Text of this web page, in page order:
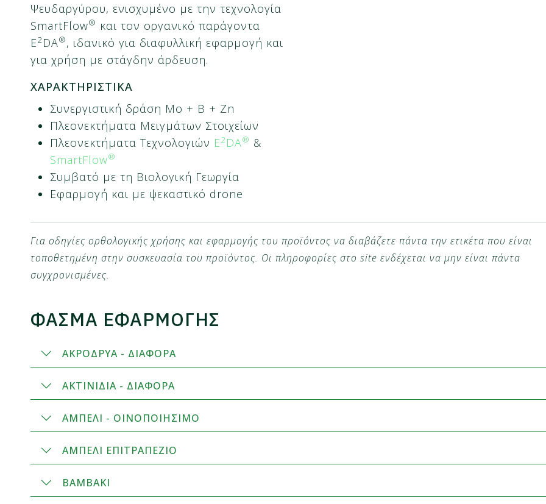
Ψευδαργύρου, ενισχυμένο με την τεχνολογία
SmartFlow® και τον οργανικό παράγοντα
E2DA®, ιδανικό για διαφυλλική εφαρμογή και
για χρήση με στάγδην άρδευση.
ΧΑΡΑΚΤΗΡΙΣΤΙΚΑ
Συνεργιστική δράση Mo + B + Zn
Πλεονεκτήματα Μειγμάτων Στοιχείων
Πλεονεκτήματα Τεχνολογιών E2DA® &
SmartFlow®
Συμβατό με τη Βιολογική Γεωργία
Εφαρμογή και με ψεκαστικό drone
Για οδηγίες ορθολογικής χρήσης και εφαρμογής του προϊόντος να διαβάζετε πάντα την ετικέτα που είναι
τοποθετημένη στην συσκευασία του προϊόντος. Οι πληροφορίες στο site ενδέχεται να μην είναι πάντα
συγχρονισμένες.
ΦΑΣΜΑ ΕΦΑΡΜΟΓΗΣ
ΑΚΡΟΔΡΥΑ - ΔΙΑΦΟΡΑ
ΑΚΤΙΝΙΔΙΑ - ΔΙΑΦΟΡΑ
ΑΜΠΕΛΙ - ΟΙΝΟΠΟΙΗΣΙΜΟ
ΑΜΠΕΛΙ ΕΠΙΤΡΑΠΕΖΙΟ
ΒΑΜΒΑΚΙ